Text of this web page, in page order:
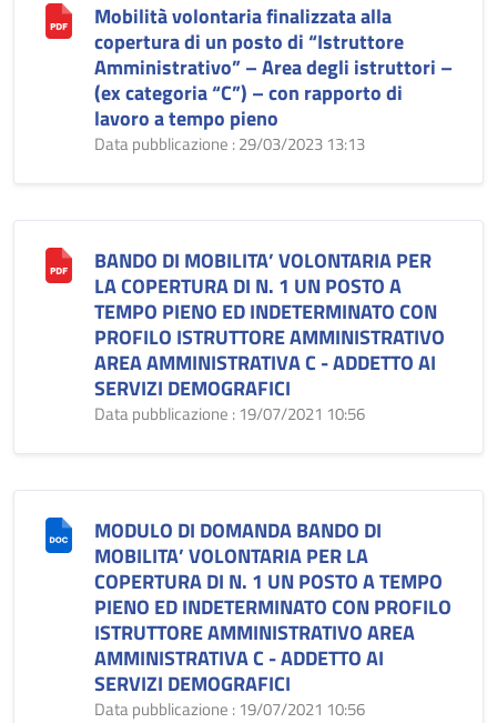
Mobilità volontaria finalizzata alla
copertura di un posto di “Istruttore
Amministrativo” – Area degli istruttori –
(ex categoria “C”) – con rapporto di
lavoro a tempo pieno
Data pubblicazione : 29/03/2023 13:13
BANDO DI MOBILITA’ VOLONTARIA PER
LA COPERTURA DI N. 1 UN POSTO A
TEMPO PIENO ED INDETERMINATO CON
PROFILO ISTRUTTORE AMMINISTRATIVO
AREA AMMINISTRATIVA C - ADDETTO AI
SERVIZI DEMOGRAFICI
Data pubblicazione : 19/07/2021 10:56
MODULO DI DOMANDA BANDO DI
MOBILITA’ VOLONTARIA PER LA
COPERTURA DI N. 1 UN POSTO A TEMPO
PIENO ED INDETERMINATO CON PROFILO
ISTRUTTORE AMMINISTRATIVO AREA
AMMINISTRATIVA C - ADDETTO AI
SERVIZI DEMOGRAFICI
Data pubblicazione : 19/07/2021 10:56